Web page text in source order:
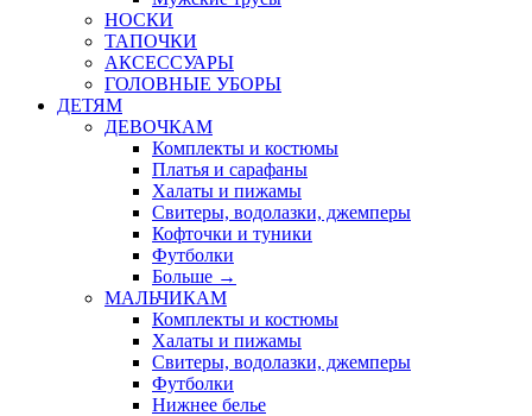
НОСКИ
ТАПОЧКИ
АКСЕССУАРЫ
ГОЛОВНЫЕ УБОРЫ
ДЕТЯМ
ДЕВОЧКАМ
Комплекты и костюмы
Платья и сарафаны
Халаты и пижамы
Свитеры, водолазки, джемперы
Кофточки и туники
Футболки
Больше →
МАЛЬЧИКАМ
Комплекты и костюмы
Халаты и пижамы
Свитеры, водолазки, джемперы
Футболки
Нижнее белье